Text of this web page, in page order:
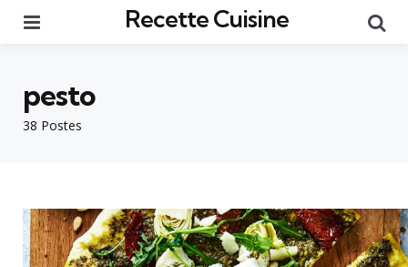
Recette Cuisine
38 Postes
pesto